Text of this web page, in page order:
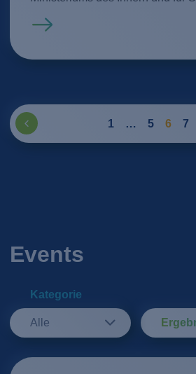
Mehr erfahren
1 … 5 6 7
Events
Kategorie
Alle